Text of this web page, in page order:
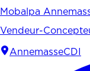
Mobalpa
Vendeur-
AnnemasseCDI